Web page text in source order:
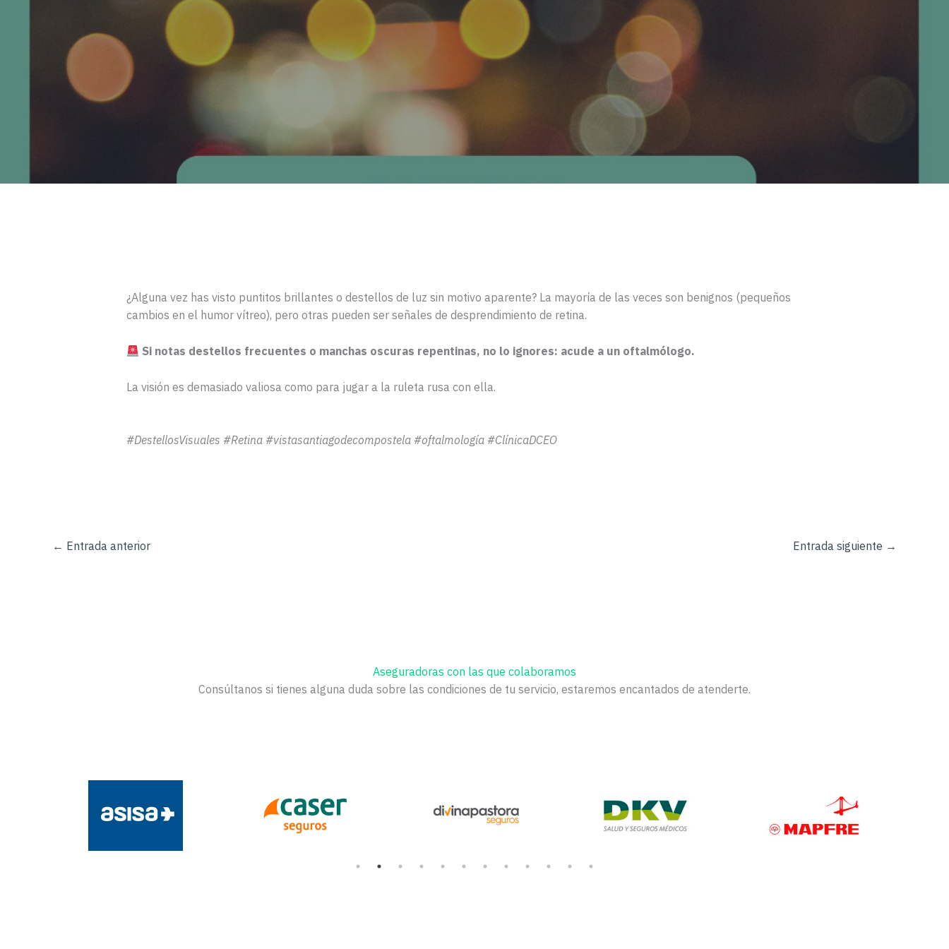
¿Alguna vez has visto puntitos brillantes o destellos de luz sin motivo aparente? La mayoría de las veces son benignos (pequeños
cambios en el humor vítreo), pero otras pueden ser señales de desprendimiento de retina.
Si notas destellos frecuentes o manchas oscuras repentinas, no lo ignores: acude a un oftalmólogo.
La visión es demasiado valiosa como para jugar a la ruleta rusa con ella.
#DestellosVisuales #Retina #vistasantiagodecompostela #oftalmología #ClínicaDCEO
← Entrada anterior Entrada siguiente →
Aseguradoras con las que colaboramos
Consúltanos si tienes alguna duda sobre las condiciones de tu servicio, estaremos encantados de atenderte.